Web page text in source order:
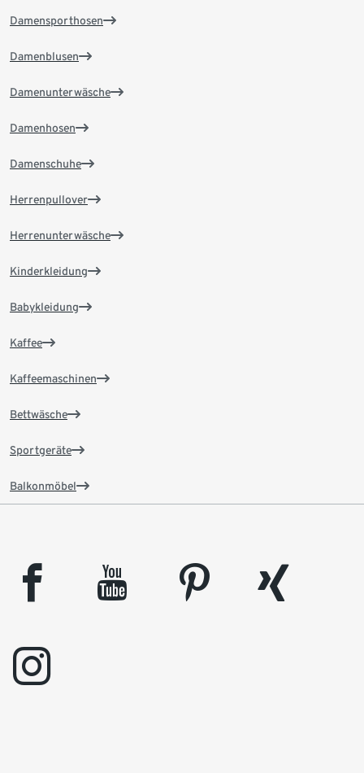
Damensporthosen
Damenblusen
Damenunterwäsche
Damenhosen
Damenschuhe
Herrenpullover
Herrenunterwäsche
Kinderkleidung
Babykleidung
Kaffee
Kaffeemaschinen
Bettwäsche
Sportgeräte
Balkonmöbel
facebook youtube pinterest
xing
instagram